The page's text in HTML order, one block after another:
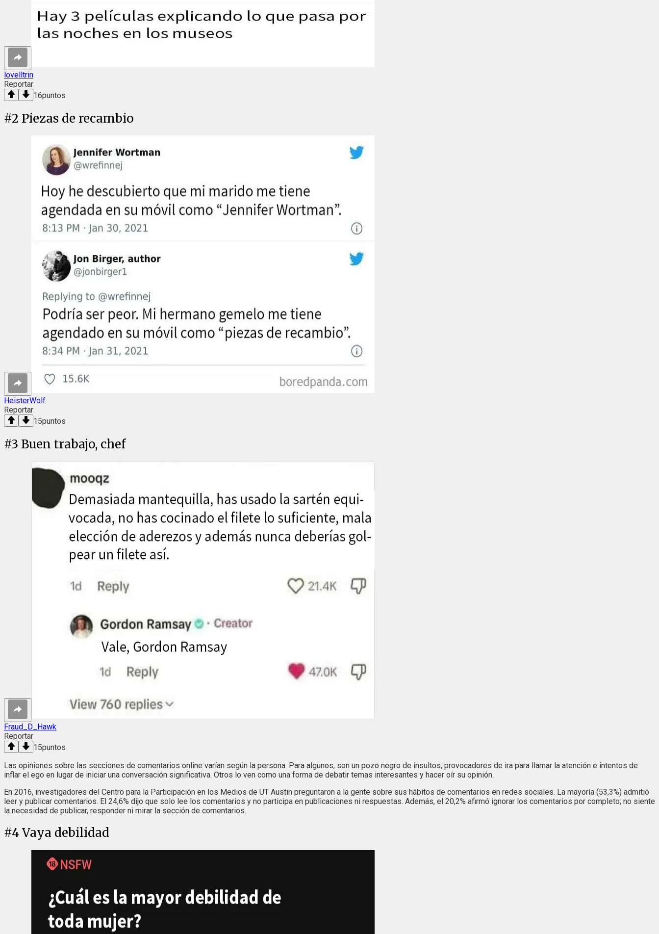
lovelltrin
Reportar
16puntos
#2 Piezas de recambio
HeisterWolf
Reportar
15puntos
#3 Buen trabajo, chef
Fraud_D_Hawk
Reportar
15puntos
Las opiniones sobre las secciones de comentarios online varían según la persona. Para algunos, son un pozo negro de insultos, provocadores de ira para llamar la atención e intentos de
inflar el ego en lugar de iniciar una conversación significativa. Otros lo ven como una forma de debatir temas interesantes y hacer oír su opinión.
En 2016, investigadores del Centro para la Participación en los Medios de UT Austin preguntaron a la gente sobre sus hábitos de comentarios en redes sociales. La mayoría (53,3%) admitió
leer y publicar comentarios. El 24,6% dijo que solo lee los comentarios y no participa en publicaciones ni respuestas. Además, el 20,2% afirmó ignorar los comentarios por completo; no siente
la necesidad de publicar, responder ni mirar la sección de comentarios.
#4Vaya debilidad